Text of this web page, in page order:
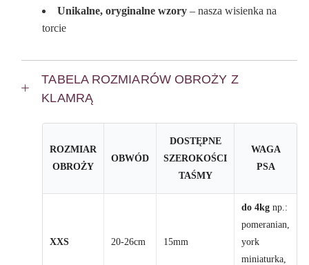
Unikalne, oryginalne wzory– nasza wisienka na
torcie
TABELA ROZMIARÓW OBROŻY Z
KLAMRĄ
ROZMIAR
OBROŻY
OBWÓD
DOSTĘPNE
SZEROKOŚCI
TAŚMY
WAGA
PSA
XXS 20-26cm 15mm
do 4kg np.:
pomeranian,
york
miniaturka,